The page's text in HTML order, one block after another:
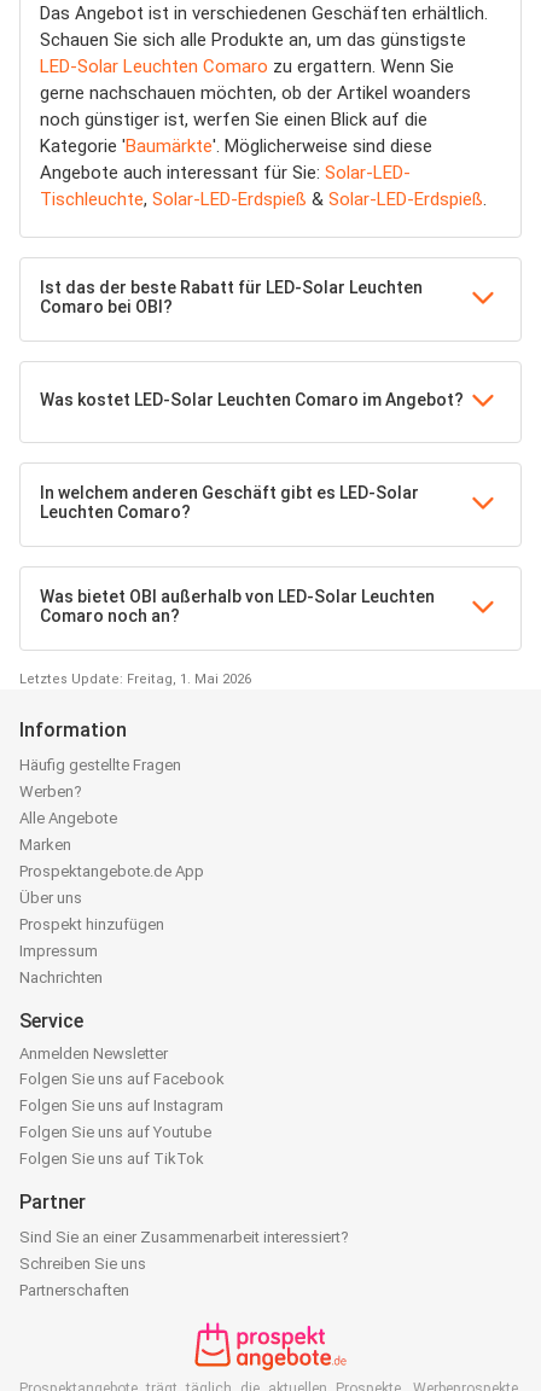
Das Angebot ist in verschiedenen Geschäften erhältlich.
Schauen Sie sich alle Produkte an, um das günstigste
LED-Solar Leuchten Comaro zu ergattern. Wenn Sie
gerne nachschauen möchten, ob der Artikel woanders
noch günstiger ist, werfen Sie einen Blick auf die
Kategorie 'Baumärkte'. Möglicherweise sind diese
Angebote auch interessant für Sie: Solar-LED-
Tischleuchte, Solar-LED-Erdspieß & Solar-LED-Erdspieß.
Ist das der beste Rabatt für LED-Solar Leuchten
Comaro bei OBI?
Was kostet LED-Solar Leuchten Comaro im Angebot?
In welchem anderen Geschäft gibt es LED-Solar
Leuchten Comaro?
Was bietet OBI außerhalb von LED-Solar Leuchten
Comaro noch an?
Letztes Update: Freitag, 1. Mai 2026
Information
Häufig gestellte Fragen
Werben?
Alle Angebote
Marken
Prospektangebote.de App
Über uns
Prospekt hinzufügen
Impressum
Nachrichten
Service
Anmelden Newsletter
Folgen Sie uns auf Facebook
Folgen Sie uns auf Instagram
Folgen Sie uns auf Youtube
Folgen Sie uns auf TikTok
Partner
Sind Sie an einer Zusammenarbeit interessiert?
Schreiben Sie uns
Partnerschaften